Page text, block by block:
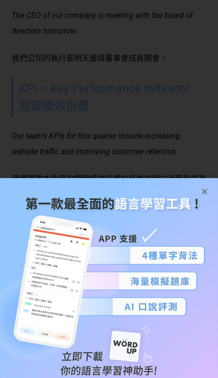
The CEO of our company is meeting with the board of
directors tomorrow.
我們公司的執行長明天要與董事會成員開會。
KPI – Key Performance Indicator
關鍵績效指標
Our team’s KPIs for this quarter include increasing
website traffic and improving customer retention.
我們團隊本季度的關鍵績效指標包括增加網站流量和提高
HR – Human Resources 人力資源
（部）
If you have any questions about your benefits, please
contact HR.
如果您對福利有任何問題，請聯繫人力資源部門。
ROI – Return on Investment 投資報